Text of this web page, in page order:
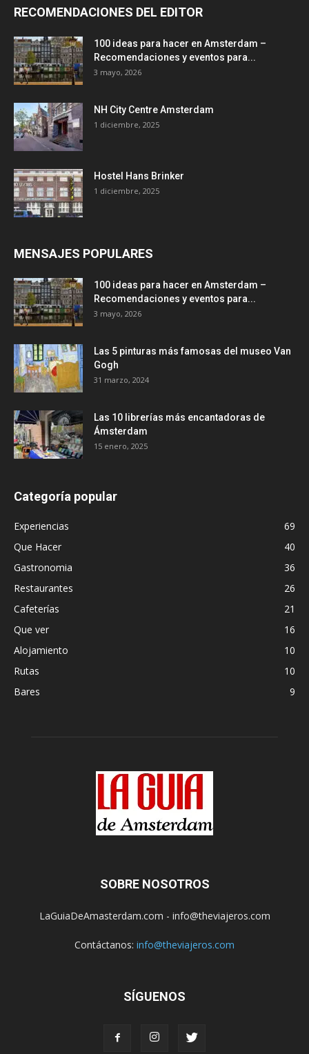
RECOMENDACIONES DEL EDITOR
100 ideas para hacer en Amsterdam –
Recomendaciones y eventos para...
3 mayo, 2026
NH City Centre Amsterdam
1 diciembre, 2025
Hostel Hans Brinker
1 diciembre, 2025
MENSAJES POPULARES
100 ideas para hacer en Amsterdam –
Recomendaciones y eventos para...
3 mayo, 2026
Las 5 pinturas más famosas del museo Van
Gogh
31 marzo, 2024
Las 10 librerías más encantadoras de
Ámsterdam
15 enero, 2025
Categoría popular
Experiencias
69
Que Hacer
40
Gastronomia
36
Restaurantes
26
Cafeterías
21
Que ver
16
Alojamiento
10
Rutas
10
Bares
9
SOBRE NOSOTROS
LaGuiaDeAmasterdam.com - info@theviajeros.com
Contáctanos: info@theviajeros.com
SÍGUENOS